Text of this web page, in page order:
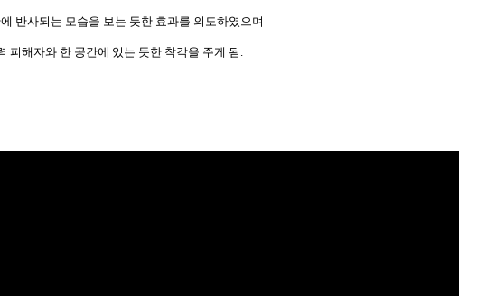
반사되는 모습을 보는 듯한 효과를 의도하였으며
피해자와 한 공간에 있는 듯한 착각을 주게 됨.